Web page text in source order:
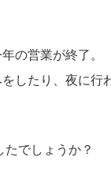
の営業が終了。
したり、夜に
でしょうか？